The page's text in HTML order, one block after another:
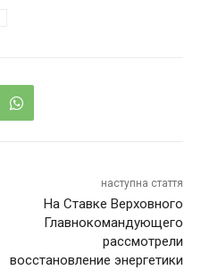
наступна стаття
На Ставке Верховного
Главнокомандующего
рассмотрели
восстановление энергетики